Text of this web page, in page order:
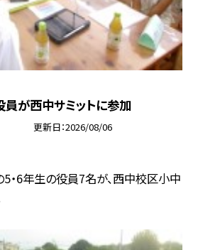
員が西中サミットに参加
更新日 2026/08/06
5・6年生の役員7名が、西中校区小中